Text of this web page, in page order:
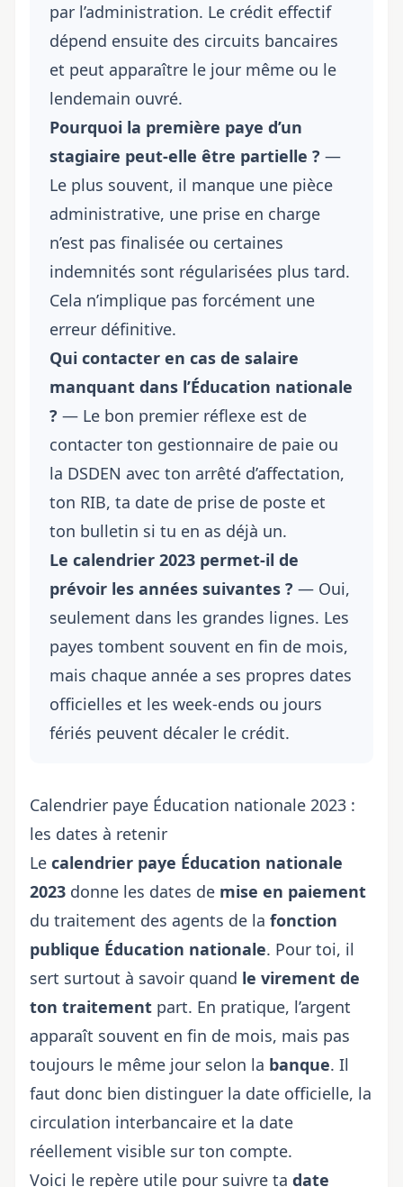
par l’administration. Le crédit effectif
dépend ensuite des circuits bancaires
et peut apparaître le jour même ou le
lendemain ouvré.
Pourquoi la première paye d’un
stagiaire peut-elle être partielle ? —
Le plus souvent, il manque une pièce
administrative, une prise en charge
n’est pas finalisée ou certaines
indemnités sont régularisées plus tard.
Cela n’implique pas forcément une
erreur définitive.
Qui contacter en cas de salaire
manquant dans l’Éducation nationale
? — Le bon premier réflexe est de
contacter ton gestionnaire de paie ou
la DSDEN avec ton arrêté d’affectation,
ton RIB, ta date de prise de poste et
ton bulletin si tu en as déjà un.
Le calendrier 2023 permet-il de
prévoir les années suivantes ? — Oui,
seulement dans les grandes lignes. Les
payes tombent souvent en fin de mois,
mais chaque année a ses propres dates
officielles et les week-ends ou jours
fériés peuvent décaler le crédit.
Calendrier paye Éducation nationale 2023 :
les dates à retenir
Le calendrier paye Éducation nationale
2023 donne les dates de mise en paiement
du traitement des agents de la fonction
publique Éducation nationale. Pour toi, il
sert surtout à savoir quand le virement de
ton traitement part. En pratique, l’argent
apparaît souvent en fin de mois, mais pas
toujours le même jour selon la banque. Il
faut donc bien distinguer la date officielle, la
circulation interbancaire et la date
réellement visible sur ton compte.
Voici le repère utile pour suivre ta date